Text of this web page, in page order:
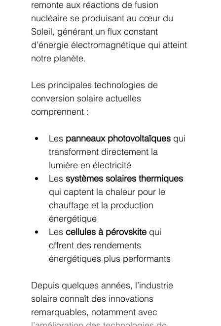
remonte aux réactions de fusion
nucléaire se produisant au cœur du
Soleil, générant un flux constant
d’énergie électromagnétique qui atteint
notre planète.
Les principales technologies de
conversion solaire actuelles
comprennent :
Les panneaux photovoltaïques qui
transforment directement la
lumière en électricité
Les systèmes solaires thermiques
qui captent la chaleur pour le
chauffage et la production
énergétique
Les cellules à pérovskite qui
offrent des rendements
énergétiques plus performants
Depuis quelques années, l’industrie
solaire connaît des innovations
remarquables, notamment avec